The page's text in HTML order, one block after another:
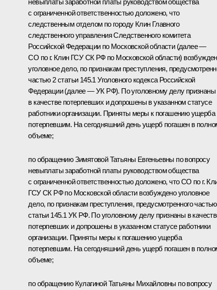
невыплаты заработной платы руководством общества
с ограниченной ответственностью доложено, что
следственным отделом по городу Клин Главного
следственного управления Следственного комитета
Российской Федерации по Московской области (далее —
СО по г. Клин ГСУ СК РФ по Московской области)
уголовное дело, по признакам преступления,
частью 2 статьи 145.1 Уголовного кодекса Российской
Федерации (далее — УК РФ). По уголовному делу признаны
в качестве потерпевших и допрошены в указанном статусе
работники организации. Приняты меры к погашению ущерба
потерпевшим. На сегодняшний день ущерб погашен в
объеме;
по обращению Зимятовой Татьяны Евгеньевны по вопросу
невыплаты заработной платы руководством общества
с ограниченной ответственностью доложено, что СО по г.
ГСУ СК РФ по Московской области возбуждено уголовное
дело, по признакам преступления, предусмотренного
статьи 145.1 УК РФ. По уголовному делу признаны в
потерпевших и допрошены в указанном статусе работники
организации. Приняты меры к погашению ущерба
потерпевшим. На сегодняшний день ущерб погашен в
объеме;
по обращению Кулагиной Татьяны Михайловны по вопросу